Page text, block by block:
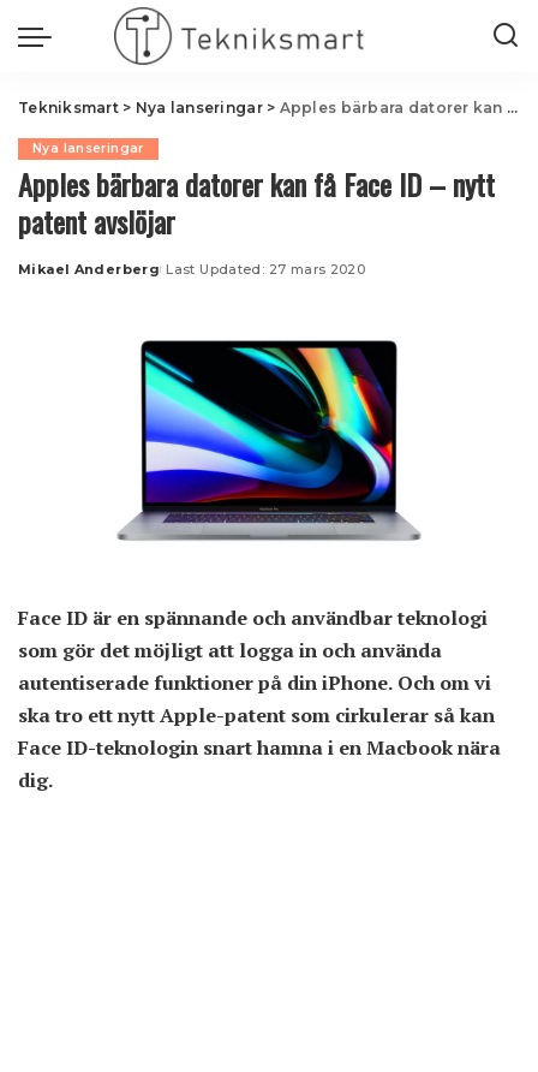
Tekniksmart> Nya lanseringar> Apples bärbara datorer kan få Face ID – nytt patent avslöjar
Nya lanseringar
Apples bärbara datorer kan få Face ID – nytt
patent avslöjar
Posted
Mikael Anderberg Last Updated: 27 mars 2020
Face ID är en spännande och användbar teknologi
som gör det möjligt att logga in och använda
autentiserade funktioner på din iPhone. Och om vi
ska tro ett nytt Apple-patent som cirkulerar så kan
Face ID-teknologin snart hamna i en Macbook nära
dig.